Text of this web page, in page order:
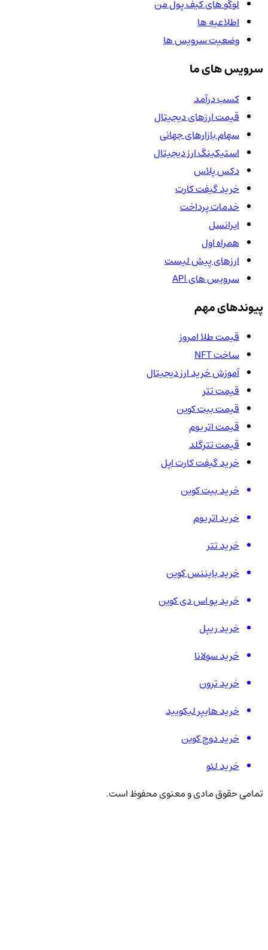
لوگو های کیف پول من
اطلاعیه ها
وضعیت سرویس ها
سرویس های ما
کسب درآمد
قیمت ارزهای دیجیتال
سهام بازارهای جهانی
استیکینگ ارز دیجیتال
دکس پلاس
خرید گیفت کارت
خدمات پرداخت
ایرانسل
همراه اول
ارزهای پیش لیست
سرویس های API
پیوندهای مهم
قیمت طلا امروز
ساخت NFT
آموزش خرید ارز دیجیتال
قیمت تتر
قیمت بیت کوین
قیمت اتریوم
قیمت تترگلد
خرید گیفت کارت اپل
خرید بیت کوین
خرید اتریوم
خرید تتر
خرید بایننس کوین
خرید یو اس دی کوین
خرید ریپل
خرید سولانا
خرید ترون
خرید هایپر لیکویید
خرید دوج کوین
خرید لئو
تمامی حقوق مادی و معنوی محفوظ است.